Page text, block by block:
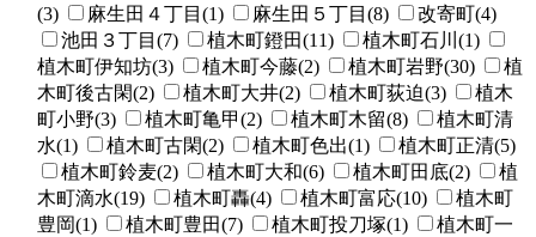
(3)
麻生田４丁目(1) 麻生田５丁目(8)
改寄町(4)
池田３丁目(7)
植木町鐙田(11)
植木町石川(1)
植木町伊知坊(3)
植木町今藤(2) 植木町岩野(30)
植
木町後古閑(2)
植木町大井(2) 植木町荻迫(3)
植木
町小野(3)
植木町亀甲(2) 植木町木留(8)
植木町清
水(1)
植木町古閑(2) 植木町色出(1)
植木町正清(5)
植木町鈴麦(2)
植木町大和(6) 植木町田底(2)
植
木町滴水(19)
植木町轟(4) 植木町富応(10)
植木町
豊岡(1)
植木町豊田(7) 植木町投刀塚(1)
植木町一